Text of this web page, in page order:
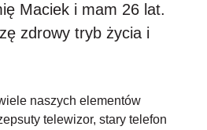
Maciek i mam 26 lat.
zdrowy tryb życia i
naszych elementów
telewizor, stary telefon